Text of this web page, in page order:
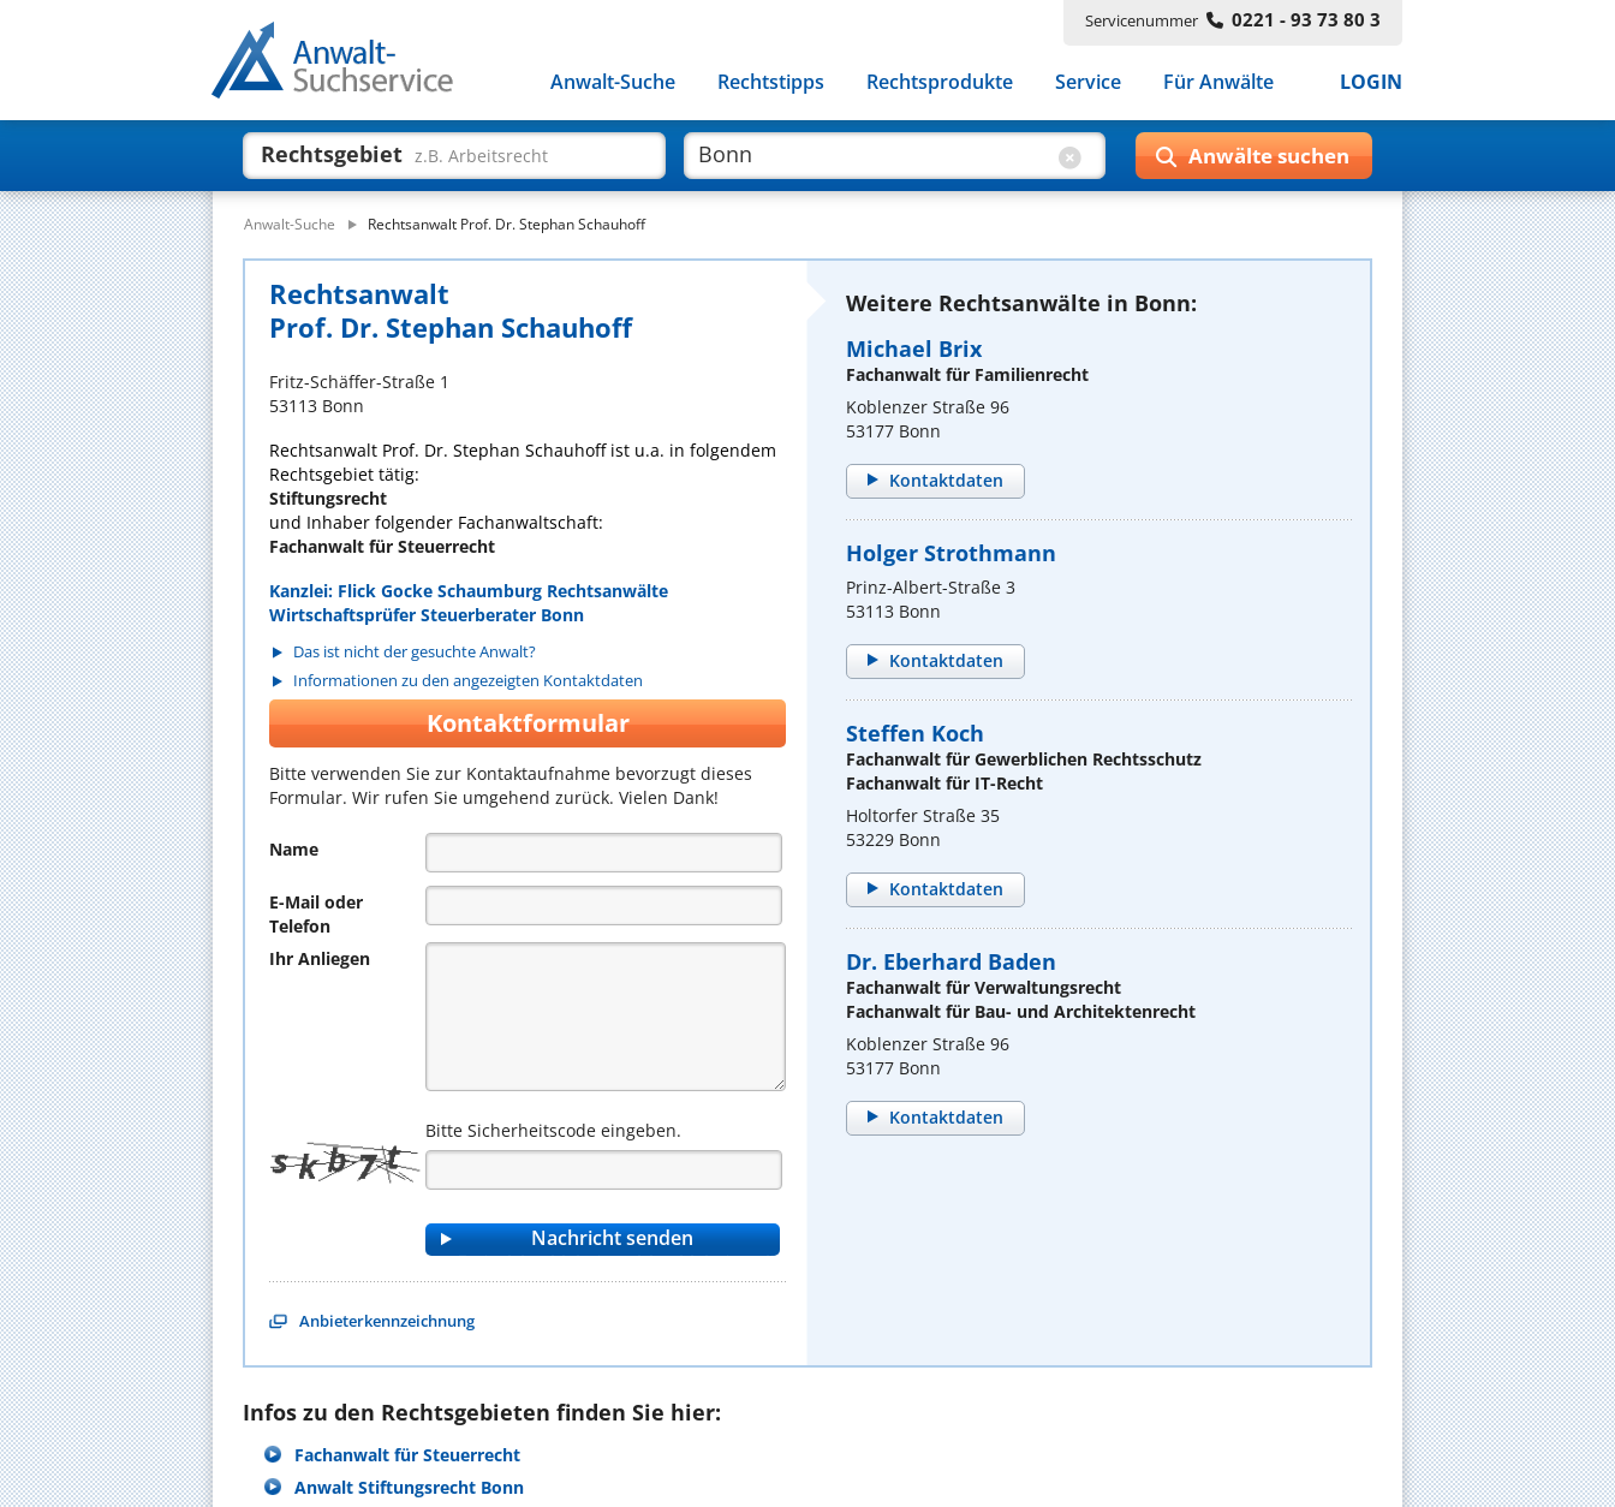
Servicenummer 0221 - 93 73 80 3
Anwalt-Suche Rechtstipps Rechtsprodukte Service Für Anwälte LOGIN
Rechtsgebiet z.B. Arbeitsrecht
Anwalt-Suche Rechtsanwalt Prof. Dr. Stephan Schauhoff
Rechtsanwalt
Prof. Dr. Stephan Schauhoff
Fritz-Schäffer-Straße 1
53113 Bonn
Rechtsanwalt Prof. Dr. Stephan Schauhoff ist u.a. in folgendem
Rechtsgebiet tätig:
Stiftungsrecht
und Inhaber folgender Fachanwaltschaft:
Fachanwalt für Steuerrecht
Kanzlei: Flick Gocke Schaumburg Rechtsanwälte
Wirtschaftsprüfer Steuerberater Bonn
Das ist nicht der gesuchte Anwalt?
Informationen zu den angezeigten Kontaktdaten
Kontaktformular
Bitte verwenden Sie zur Kontaktaufnahme bevorzugt dieses
Formular. Wir rufen Sie umgehend zurück. Vielen Dank!
Name
E-Mail oder
Telefon
Ihr Anliegen
Bitte Sicherheitscode eingeben.
Anbieterkennzeichnung
Weitere Rechtsanwälte in Bonn:
Michael Brix
Fachanwalt für Familienrecht
Koblenzer Straße 96
53177 Bonn
Kontaktdaten
Holger Strothmann
Prinz-Albert-Straße 3
53113 Bonn
Kontaktdaten
Steffen Koch
Fachanwalt für Gewerblichen Rechtsschutz
Fachanwalt für IT-Recht
Holtorfer Straße 35
53229 Bonn
Kontaktdaten
Dr. Eberhard Baden
Fachanwalt für Verwaltungsrecht
Fachanwalt für Bau- und Architektenrecht
Koblenzer Straße 96
53177 Bonn
Kontaktdaten
Infos zu den Rechtsgebieten finden Sie hier:
Fachanwalt für Steuerrecht
Anwalt Stiftungsrecht Bonn